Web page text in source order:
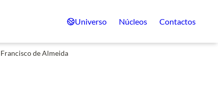
Universo Núcleos Contactos
de Almeida